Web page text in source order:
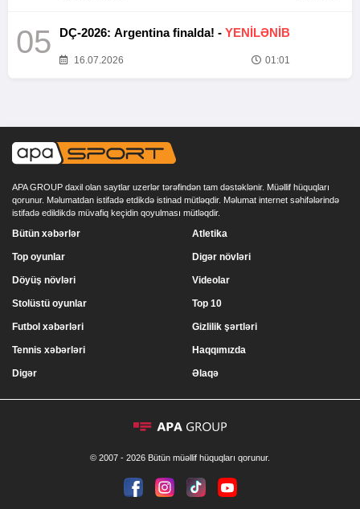
05 DÇ-2026: Argentina finalda! - YENİLƏNİB
16.07.2026 01:01
APA GROUP daxil olan saytlar uzerlər tərəfindən tam dəstəklənir. Müəllif hüquqları
qorunur. Məlumatdan istifadə etdikdə istinad mütləqdir. Məlumat internet səhifələrində
istifadə edildikdə müvafiq keçidin qoyulması mütləqdir.
Bütün xəbərlər
Top oyunlar
Döyüş növləri
Stolüstü oyunlar
Atletika
Digər növləri
Videolar
Top 10
Futbol xəbərləri
Tennis xəbərləri
Digər
Gizlilik şərtləri
Haqqımızda
Əlaqə
© 2007 - 2026 Bütün müəllif hüquqları qorunur.